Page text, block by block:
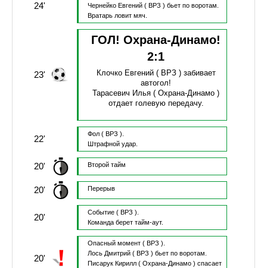
24'
Чернейко Евгений( ВРЗ ) бьет по воротам.
Вратарь ловит мяч.
23'
ГОЛ! Охрана-Динамо!
2:1
Клочко Евгений( ВРЗ ) забивает
автогол!
Тарасевич Илья ( Охрана-Динамо )
отдает голевую передачу.
22' Фол ( ВРЗ ).
Штрафной удар.
20' Второй тайм
20' Перерыв
20' Событие ( ВРЗ ).
Команда берет тайм-аут.
20'
Опасный момент ( ВРЗ ).
Лось Дмитрий( ВРЗ ) бьет по воротам.
Писарук Кирилл( Охрана-Динамо ) спасает